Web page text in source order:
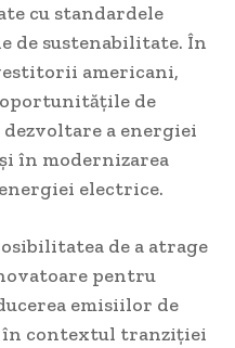
cu standardele
de sustenabilitate. În
americani,
de
a energiei
în modernizarea
electrice.
de a atrage
pentru
emisiilor de
în contextul tranziției